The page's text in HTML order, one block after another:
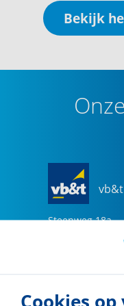
Bekijk
Steenweg 18a
Naar vestiging
Cookies